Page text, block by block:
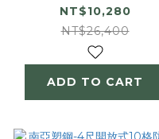
格收納櫃/展示櫃
NT$10,280
NT$26,400
ADD TO CART